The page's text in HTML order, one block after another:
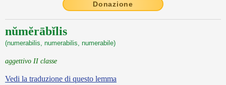
Donazione
nŭmĕrābĭlis
(numerabilis, numerabilis, numerabile)
aggettivo II classe
Vedi la traduzione di questo lemma